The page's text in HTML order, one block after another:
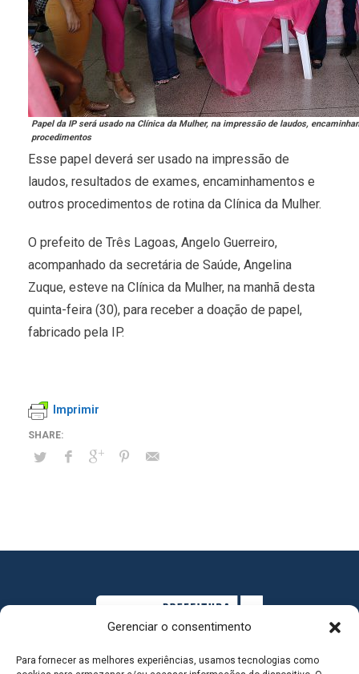
Gerenciar o consentimento
Para fornecer as melhores experiências, usamos tecnologias como
Papel da IP será usado na Clínica da Mulher, na impressão de laudos,
procedimentos
Esse papel deverá ser usado na impressão de
laudos, resultados de exames, encaminhamentos e
outros procedimentos de rotina da Clínica da Mulher.
O prefeito de Três Lagoas, Angelo Guerreiro,
acompanhado da secretária de Saúde, Angelina
Zuque, esteve na Clínica da Mulher, na manhã desta
quinta-feira (30), para receber a doação de papel,
fabricado pela IP.
Imprimir